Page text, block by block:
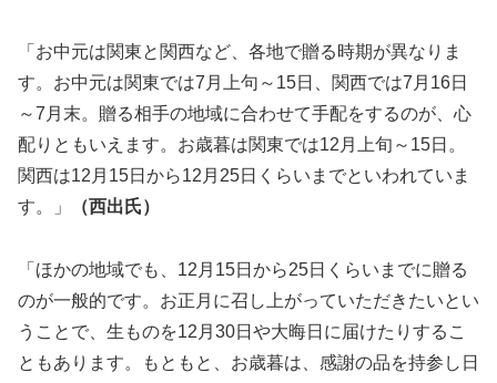
「お中元は関東と関西など、各地で贈る時期が異なりま
す。お中元は関東では7月上句～15日、関西では7月16日
～7月末。贈る相手の地域に合わせて手配をするのが、心
配りともいえます。お歳暮は関東では12月上旬～15日。
関西は12月15日から12月25日くらいまでといわれていま
す。」
（西出氏）
「ほかの地域でも、12月15日から25日くらいまでに贈る
のが一般的です。お正月に召し上がっていただきたいとい
うことで、生ものを12月30日や大晦日に届けたりするこ
ともあります。もともと、お歳暮は、感謝の品を持参し日